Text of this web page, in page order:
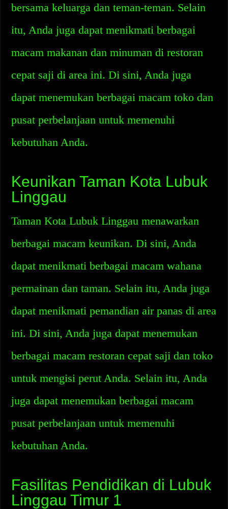
bersama keluarga dan teman-teman. Selain
itu, Anda juga dapat menikmati berbagai
macam makanan dan minuman di restoran
cepat saji di area ini. Di sini, Anda juga
dapat menemukan berbagai macam toko dan
pusat perbelanjaan untuk memenuhi
kebutuhan Anda.
Keunikan Taman Kota Lubuk
Linggau
Taman Kota Lubuk Linggau menawarkan
berbagai macam keunikan. Di sini, Anda
dapat menikmati berbagai macam wahana
permainan dan taman. Selain itu, Anda juga
dapat menikmati pemandian air panas di area
ini. Di sini, Anda juga dapat menemukan
berbagai macam restoran cepat saji dan toko
untuk mengisi perut Anda. Selain itu, Anda
juga dapat menemukan berbagai macam
pusat perbelanjaan untuk memenuhi
kebutuhan Anda.
Fasilitas Pendidikan di Lubuk
Linggau Timur 1